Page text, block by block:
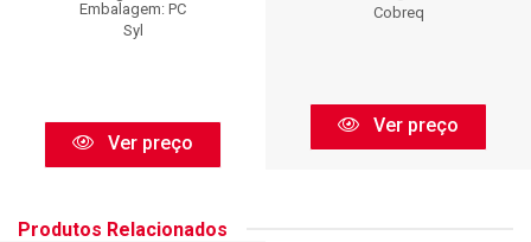
Embalagem: PC
Syl
Ver preço
Cobreq
Ver preço
Produtos Relacionados